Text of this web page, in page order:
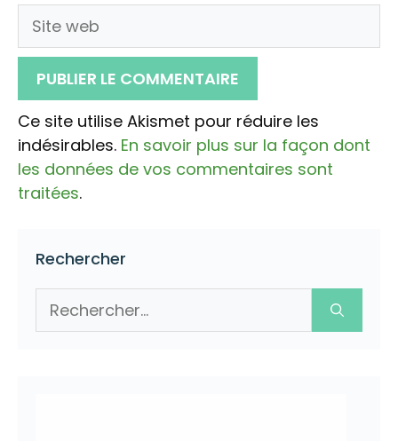
Site
Ce site utilise Akismet pour réduire les
indésirables. En savoir plus sur la façon dont
les données de vos commentaires sont
traitées.
Rechercher